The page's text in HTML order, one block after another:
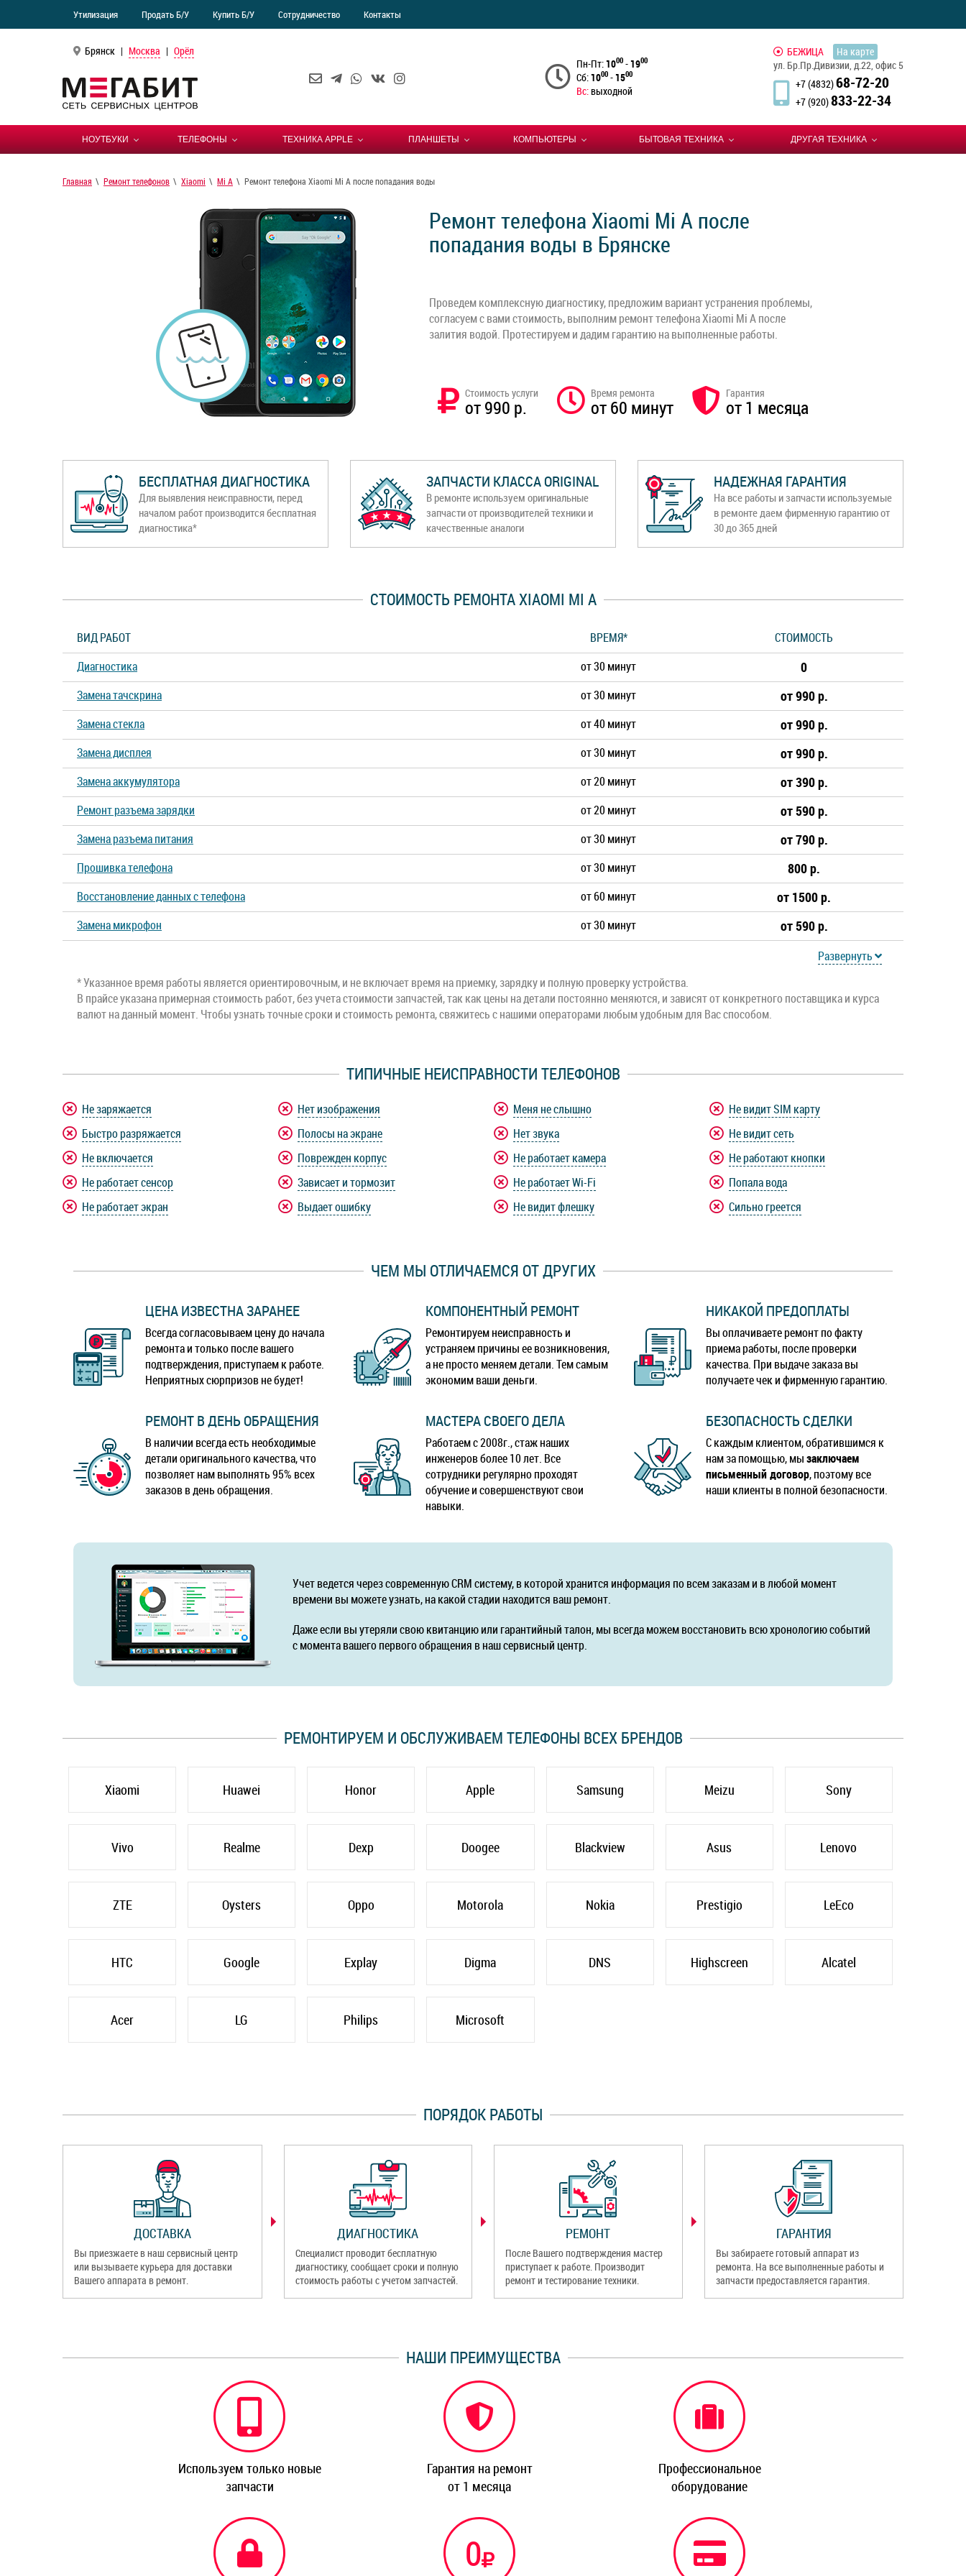
Утилизация Продать Б/У Купить Б/У Сотрудничество Контакты
Брянск | Москва | Орёл
Пн-Пт:1000-1900
Сб:1000-1500
Вс:выходной
БЕЖИЦА
На карте
ул. Бр.Пр.Дивизии, д.22, офис 5
+7 (4832)68-72-20
+7 (920)833-22-34
НОУТБУКИ ТЕЛЕФОНЫ ТЕХНИКА APPLE ПЛАНШЕТЫ КОМПЬЮТЕРЫ БЫТОВАЯ ТЕХНИКА ДРУГАЯ ТЕХНИКА
Главная Ремонт телефонов Xiaomi Mi A Ремонт телефона Xiaomi Mi A после попадания воды
Ремонт телефона Xiaomi Mi A после
попадания воды в Брянске
Проведем комплексную диагностику, предложим вариант устранения проблемы,
согласуем с вами стоимость, выполним ремонт телефона Xiaomi Mi A после
залития водой. Протестируем и дадим гарантию на выполненные работы.
Стоимость услуги
от 990 р.
Время ремонта
от 60 минут
Гарантия
от 1 месяца
БЕСПЛАТНАЯ ДИАГНОСТИКА
Для выявления неисправности, перед
началом работ производится бесплатная
диагностика*
ЗАПЧАСТИ КЛАССА ORIGINAL
В ремонте используем оригинальные
запчасти от производителей техники и
качественные аналоги
НАДЕЖНАЯ ГАРАНТИЯ
На все работы и запчасти используемые
в ремонте даем фирменную гарантию от
30 до 365 дней
СТОИМОСТЬ РЕМОНТА XIAOMI MI A
ВИД РАБОТ ВРЕМЯ*
СТОИМОСТЬ
Диагностика
от 30 минут 0
Замена тачскрина от 30 минут от 990 р.
Замена стекла от 40 минут от 990 р.
Замена дисплея от 30 минут от 990 р.
Замена аккумулятора от 20 минут от 390 р.
Ремонт разъема зарядки от 20 минут от 590 р.
Замена разъема питания от 30 минут от 790 р.
Прошивка телефона от 30 минут 800 р.
Восстановление данных с телефона от 60 минут от 1500 р.
Замена микрофон от 30 минут от 590 р.
Развернуть
* Указанное время работы является ориентировочным, и не включает время на приемку, зарядку и полную проверку устройства.
В прайсе указана примерная стоимость работ, без учета стоимости запчастей, так как цены на детали постоянно меняются, и зависят от конкретного поставщика и курса
валют на данный момент. Чтобы узнать точные сроки и стоимость ремонта, свяжитесь с нашими операторами любым удобным для Вас способом.
ТИПИЧНЫЕ НЕИСПРАВНОСТИ ТЕЛЕФОНОВ
Не заряжается
Быстро разряжается
Не включается
Не работает сенсор
Не работает экран
Нет изображения
Полосы на экране
Поврежден корпус
Зависает и тормозит
Выдает ошибку
Меня не слышно
Нет звука
Не работает камера
Не работает Wi-Fi
Не видит флешку
Не видит SIM карту
Не видит сеть
Не работают кнопки
Попала вода
Сильно греется
ЧЕМ МЫ ОТЛИЧАЕМСЯ ОТ ДРУГИХ
ЦЕНА ИЗВЕСТНА ЗАРАНЕЕ
Всегда согласовываем цену до начала
ремонта и только после вашего
подтверждения, приступаем к работе.
Неприятных сюрпризов не будет!
КОМПОНЕНТНЫЙ РЕМОНТ
Ремонтируем неисправность и
устраняем причины ее возникновения,
а не просто меняем детали. Тем самым
экономим ваши деньги.
НИКАКОЙ ПРЕДОПЛАТЫ
Вы оплачиваете ремонт по факту
приема работы, после проверки
качества. При выдаче заказа вы
получаете чек и фирменную гарантию.
РЕМОНТ В ДЕНЬ ОБРАЩЕНИЯ
В наличии всегда есть необходимые
детали оригинального качества, что
позволяет нам выполнять 95% всех
заказов в день обращения.
МАСТЕРА СВОЕГО ДЕЛА
Работаем с 2008г., стаж наших
инженеров более 10 лет. Все
сотрудники регулярно проходят
обучение и совершенствуют свои
навыки.
БЕЗОПАСНОСТЬ СДЕЛКИ
С каждым клиентом, обратившимся к
нам за помощью, мызаключаем
письменный договор, поэтому все
наши клиенты в полной безопасности.
Учет ведется через современную CRM систему, в которой хранится информация по всем заказам и в любой момент
времени вы можете узнать, на какой стадии находится ваш ремонт.
Даже если вы утеряли свою квитанцию или гарантийный талон, мы всегда можем восстановить всю хронологию событий
с момента вашего первого обращения в наш сервисный центр.
РЕМОНТИРУЕМ И ОБСЛУЖИВАЕМ ТЕЛЕФОНЫ ВСЕХ БРЕНДОВ
Xiaomi Huawei Honor Apple Samsung Meizu Sony
Vivo Realme Dexp Doogee Blackview Asus Lenovo
ZTE Oysters Oppo Motorola Nokia Prestigio LeEco
HTC Google Explay Digma DNS Highscreen Alcatel
Acer LG Philips Microsoft
ПОРЯДОК РАБОТЫ
ДОСТАВКА
Вы приезжаете в наш сервисный центр
или вызываете курьера для доставки
Вашего аппарата в ремонт.
ДИАГНОСТИКА
Специалист проводит бесплатную
диагностику, сообщает сроки и полную
стоимость работы с учетом запчастей.
РЕМОНТ
После Вашего подтверждения мастер
приступает к работе. Производит
ремонт и тестирование техники.
ГАРАНТИЯ
Вы забираете готовый аппарат из
ремонта. На все выполненные работы и
запчасти предоставляется гарантия.
НАШИ ПРЕИМУЩЕСТВА
Используем только новые
запчасти
Гарантия на ремонт
от 1 месяца
Профессиональное
оборудование
0